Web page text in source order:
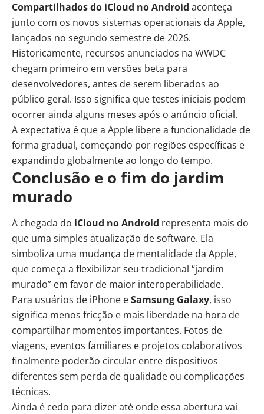
Compartilhados do iCloud no Android aconteça
junto com os novos sistemas operacionais da Apple,
lançados no segundo semestre de 2026.
Historicamente, recursos anunciados na WWDC
chegam primeiro em versões beta para
desenvolvedores, antes de serem liberados ao
público geral. Isso significa que testes iniciais podem
ocorrer ainda alguns meses após o anúncio oficial.
A expectativa é que a Apple libere a funcionalidade de
forma gradual, começando por regiões específicas e
expandindo globalmente ao longo do tempo.
Conclusão e o fim do jardim
murado
A chegada do iCloud no Android representa mais do
que uma simples atualização de software. Ela
simboliza uma mudança de mentalidade da Apple,
que começa a flexibilizar seu tradicional “jardim
murado” em favor de maior interoperabilidade.
Para usuários de iPhone eSamsung Galaxy, isso
significa menos fricção e mais liberdade na hora de
compartilhar momentos importantes. Fotos de
viagens, eventos familiares e projetos colaborativos
finalmente poderão circular entre dispositivos
diferentes sem perda de qualidade ou complicações
técnicas.
Ainda é cedo para dizer até onde essa abertura vai